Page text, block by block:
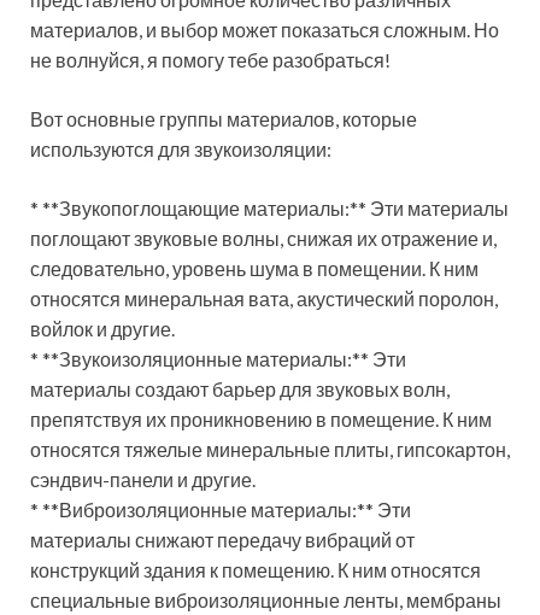
материалов, и выбор может показаться сложным. Но
не волнуйся, я помогу тебе разобраться!
Вот основные группы материалов, которые
используются для звукоизоляции:
* **Звукопоглощающие материалы:** Эти материалы
поглощают звуковые волны, снижая их отражение и,
следовательно, уровень шума в помещении. К ним
относятся минеральная вата, акустический поролон,
войлок и другие.
* **Звукоизоляционные материалы:** Эти
материалы создают барьер для звуковых волн,
препятствуя их проникновению в помещение. К ним
относятся тяжелые минеральные плиты, гипсокартон,
сэндвич-панели и другие.
* **Виброизоляционные материалы:** Эти
материалы снижают передачу вибраций от
конструкций здания к помещению. К ним относятся
специальные виброизоляционные ленты, мембраны